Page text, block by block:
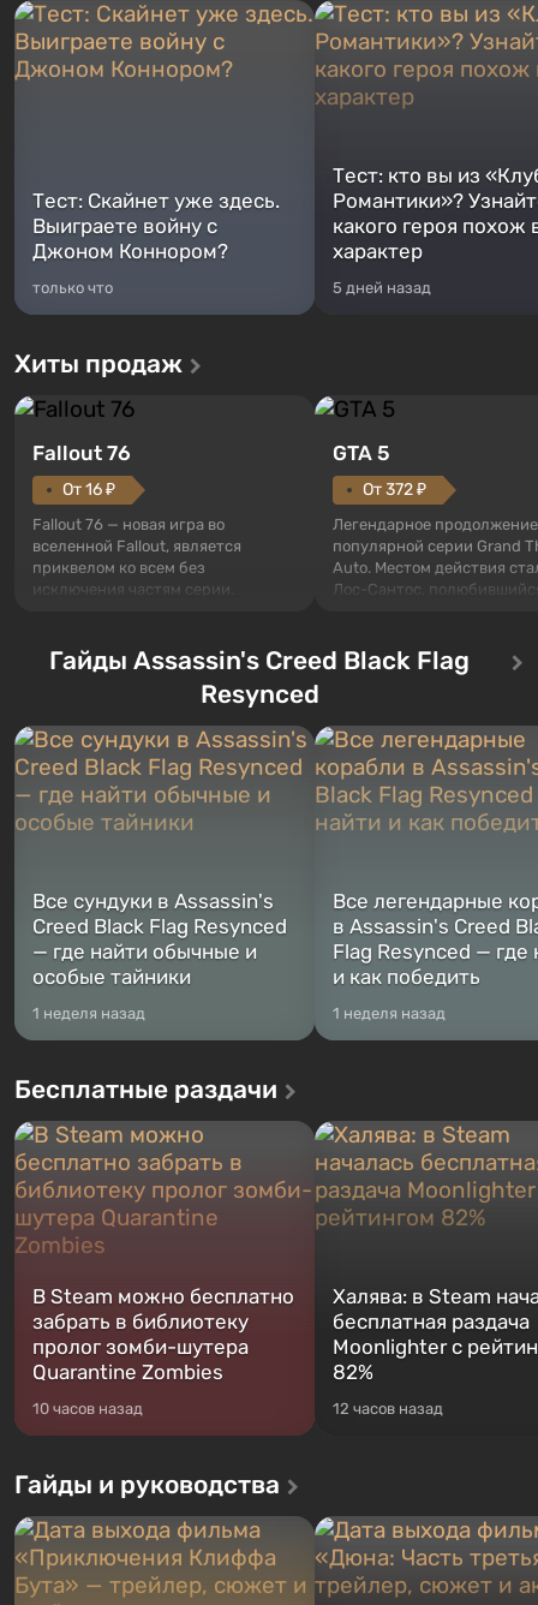
Тест: Скайнет уже здесь.
Выиграете войну с
Джоном Коннором?
только что
Тест: кто вы из
Романтики»?
какого героя похож
характер
5 дней назад
Хиты продаж
Fallout 76
От 16 ₽
Fallout 76 — новая игра во
вселенной Fallout, является
приквелом ко всем без
исключения частям серии.
Оно же, по задумке специалистов
Vault-Tec, должно открыться
первым после того, как на
Место действия Fallout...
GTA 5
От 372 ₽
Легендарное продолжение
популярной серии Grand
Auto. Местом действия
Лос-Сантос,
сразу трех персонажей:
Тревора и Франклина,
Жанр и...
Гайды Assassin's Creed Black Flag
Resynced
Все сундуки в Assassin's
Creed Black Flag Resynced
— где найти обычные и
особые тайники
1 неделя назад
Все легендарные
в Assassin's Creed
Flag Resynced — где
и как победить
1 неделя назад
Бесплатные раздачи
В Steam можно бесплатно
забрать в библиотеку
пролог зомби-шутера
Quarantine Zombies
10 часов назад
Халява: в Steam
бесплатная раздача
Moonlighter с
82%
12 часов назад
Гайды и руководства